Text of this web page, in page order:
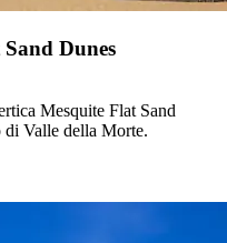
Dunes
Mesquite Flat Sand
di Valle della Morte.